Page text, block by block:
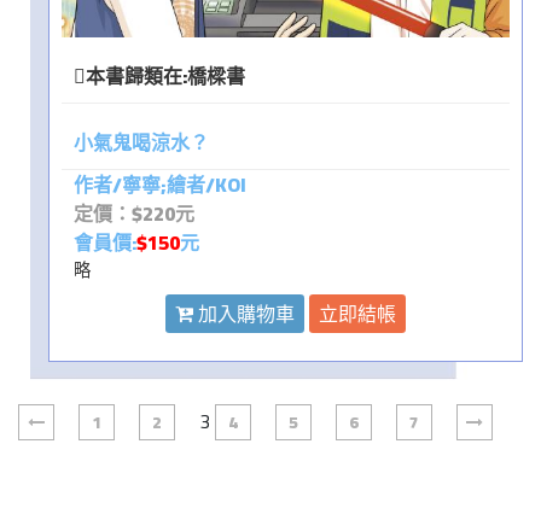
本書歸類在:橋樑書
小氣鬼喝涼水？
作者/寧寧;繪者/KOI
定價：$220元
會員價:$150元
略
加入購物車 立即結帳
1 2 3 4 5 6 7